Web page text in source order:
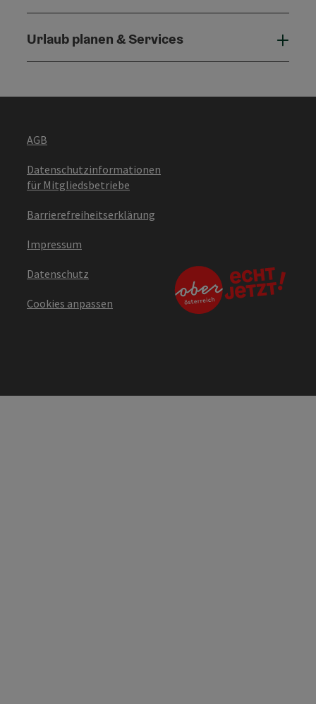
Urlaub planen & Services
AGB
Datenschutzinformationen
für Mitgliedsbetriebe
Barrierefreiheitserklärung
Impressum
Datenschutz
Cookies anpassen